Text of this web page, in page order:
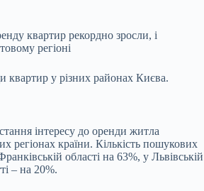
квартир у різних районах Києва.
інтересу до оренди житла
регіонах країни. Кількість пошукових
області на 63%, у Львівській
– на 20%.